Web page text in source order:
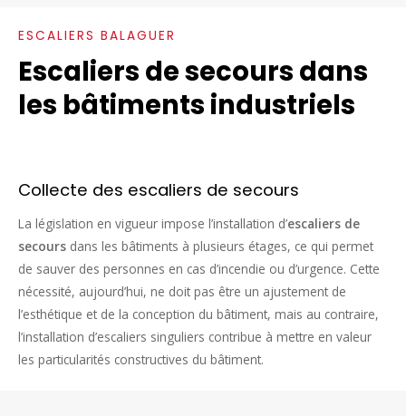
ESCALIERS BALAGUER
Escaliers de secours dans
les bâtiments industriels
Collecte des escaliers de secours
La législation en vigueur impose l’installation d’escaliers de
secours dans les bâtiments à plusieurs étages, ce qui permet
de sauver des personnes en cas d’incendie ou d’urgence. Cette
nécessité, aujourd’hui, ne doit pas être un ajustement de
l’esthétique et de la conception du bâtiment, mais au contraire,
l’installation d’escaliers singuliers contribue à mettre en valeur
les particularités constructives du bâtiment.